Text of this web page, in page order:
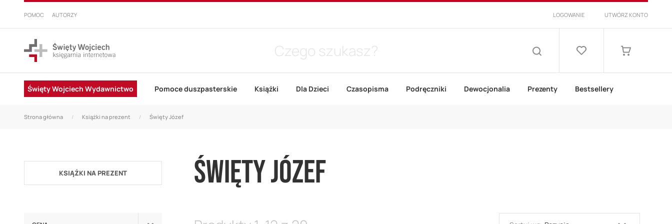
PRZEJDŹ
DO
POMOC AUTORZY LOGOWANIE UTWÓRZ KONTO
Lista
Święty Wojciech Wydawnictwo Pomoce duszpasterskie Książki Dla Dzieci Czasopisma Podręczniki Dewocjonalia Prezenty Bestsellery
Strona główna Książki na prezent Święty Józef
KSIĄŻKI NA PREZENT ŚWIĘTY JÓZEF